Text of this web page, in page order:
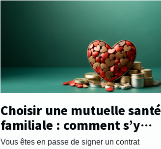
Choisir une mutuelle santé
familiale : comment s’y
prendre ?
Vous êtes en passe de signer un contrat